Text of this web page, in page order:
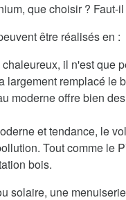
que choisir ?
être réalisés en :
il n'est que
largement remplacé le
moderne offre bien
et tendance, le
Tout comme le
bois.
solaire, une